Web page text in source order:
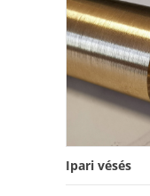
Ipari vésés